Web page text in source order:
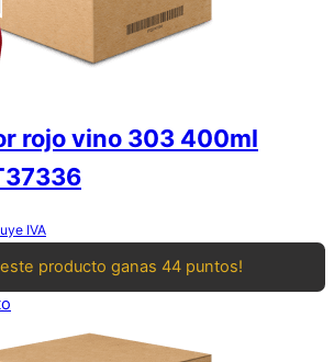
rojo vino 303 400ml
IVA
producto ganas 44 puntos!